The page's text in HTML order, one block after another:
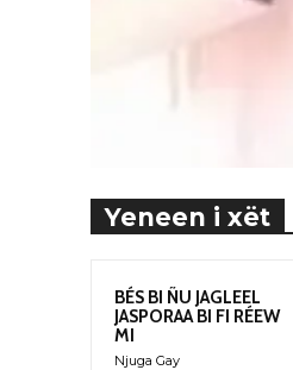
Yeneen i xët
BÉS BI ÑU JAGLEEL
JASPORAA BI FI RÉEW
MI
Njuga Gay